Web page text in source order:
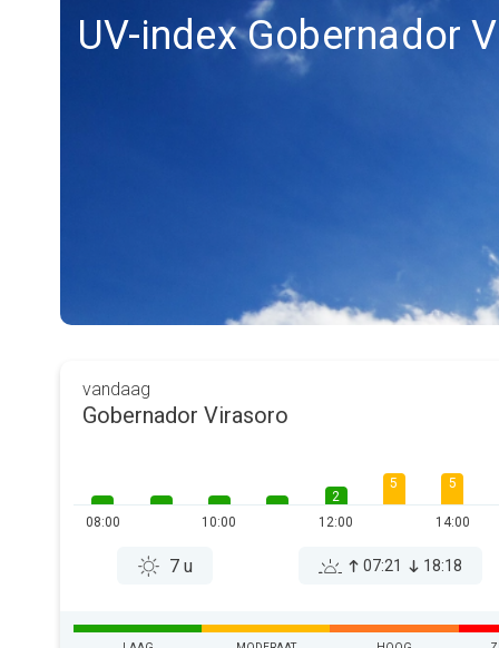
UV-index Gobernador
vandaag
Gobernador Virasoro
08:00 10:00
2
12:00
5 5
14:00
7 u 07:21 18:18